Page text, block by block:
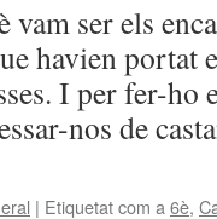
vam ser els
havien portat
I per fer-ho
nos de
| Etiquetat com a 6è,